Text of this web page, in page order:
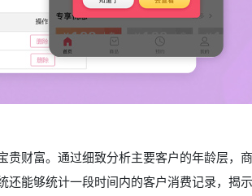
财富。通过细致分析主要客户的年龄层，
能够统计一段时间内的客户消费记录，揭